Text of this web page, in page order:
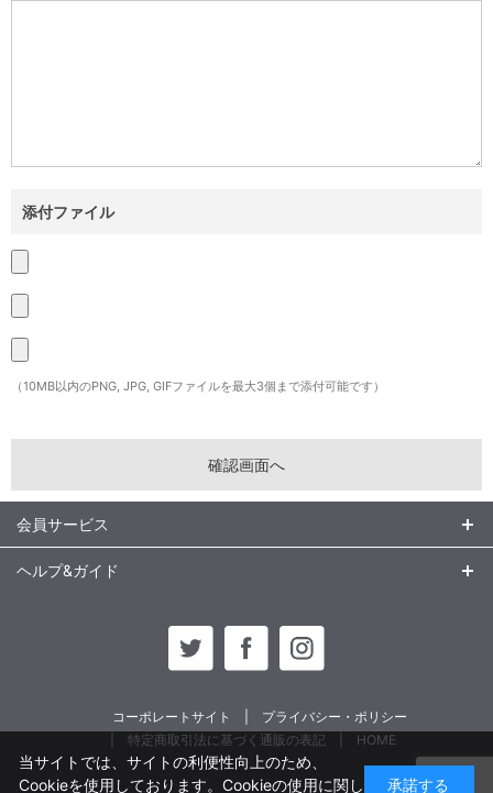
添付ファイル
（10MB以内のPNG, JPG, GIFファイルを最大3個まで添付可能です）
会員サービス
ヘルプ&ガイド
コーポレートサイト
プライバシー・ポリシー
特定商取引法に基づく通販の表記
HOME
当サイトでは、サイトの利便性向上のため、
Cookieを使用しております。Cookieの使用に関し
承諾する